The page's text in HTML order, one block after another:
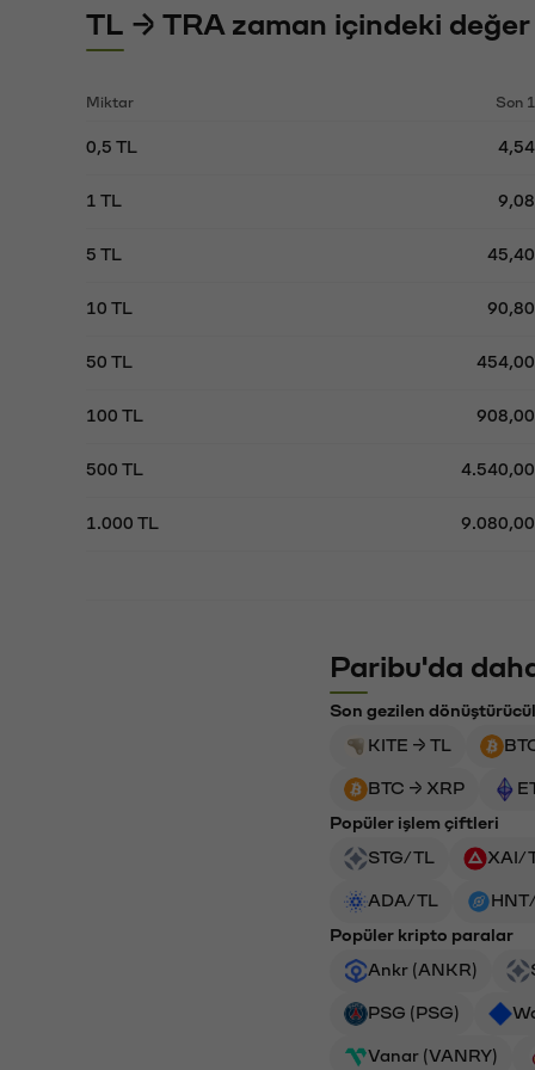
TL → TRA zaman içindeki
Miktar Son
0,5 TL 4,54
1 TL 9,08
5 TL 45,40
10 TL 90,80
50 TL 454,00
100 TL 908,00
500 TL 4.540,00
1.000 TL 9.080,00
Paribu'da
Son gezilen
KITE → TL
BTC → XRP
Popüler işlem çiftleri
STG/TL
XAI/
ADA/TL
Popüler kripto paralar
Ankr (ANKR)
PSG (PSG)
Vanar (VANRY)